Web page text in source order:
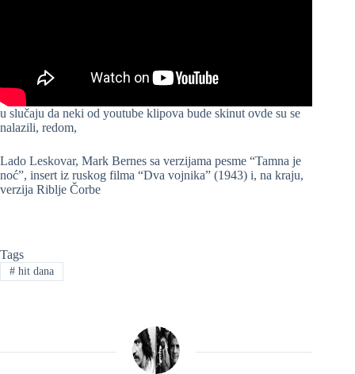
u slučaju da neki od youtube klipova bude skinut ovde su se
nalazili, redom,
Lado Leskovar, Mark Bernes sa verzijama pesme “Tamna je
noć”, insert iz ruskog filma “Dva vojnika” (1943) i, na kraju,
verzija Riblje Čorbe
Tags
#hit dana